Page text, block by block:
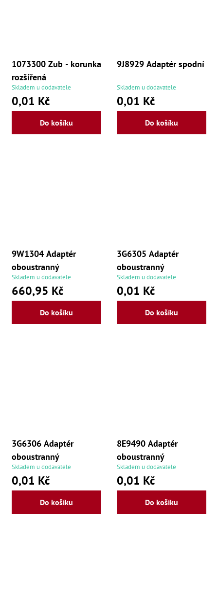
1073300 Zub - korunka
rozšířená
Skladem u dodavatele
0,01 Kč
Do košíku
9J8929 Adaptér spodní
Skladem u dodavatele
0,01 Kč
Do košíku
9W1304 Adaptér
oboustranný
Skladem u dodavatele
660,95 Kč
Do košíku
3G6305 Adaptér
oboustranný
Skladem u dodavatele
0,01 Kč
Do košíku
3G6306 Adaptér
oboustranný
Skladem u dodavatele
0,01 Kč
Do košíku
8E9490 Adaptér
oboustranný
Skladem u dodavatele
0,01 Kč
Do košíku